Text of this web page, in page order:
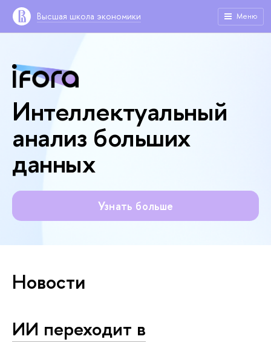
Высшая школа экономики Меню
Интеллектуальный
анализ больших
данных
Узнать больше
Новости
ИИ переходит в